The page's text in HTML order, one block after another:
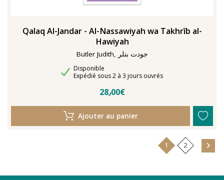
Qalaq Al-Jandar - Al-Nassawiyah wa Takhrîb al-
Hawiyah
Butler Judith, جودت بتلر
Disponibilité
Disponible
Délais de livraison
Expédié sous 2 à 3 jours ouvrés
28٫00€
Ajouter au panier
1 2